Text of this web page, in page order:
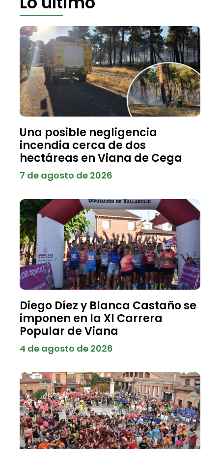
Una posible negligencia
incendia cerca de dos
hectáreas en Viana de Cega
7 de agosto de 2026
Diego Díez y Blanca Castaño se
imponen en la XI Carrera
Popular de Viana
4 de agosto de 2026